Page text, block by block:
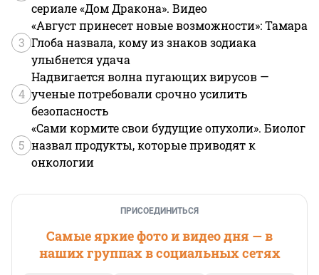
сериале «Дом Дракона». Видео
3
«Август принесет новые возможности»: Тамара
Глоба назвала, кому из знаков зодиака
улыбнется удача
4
Надвигается волна пугающих вирусов —
ученые потребовали срочно усилить
безопасность
5
«Сами кормите свои будущие опухоли». Биолог
назвал продукты, которые приводят к
онкологии
ПРИСОЕДИНИТЬСЯ
Самые яркие фото и видео дня — в
наших группах в социальных сетях